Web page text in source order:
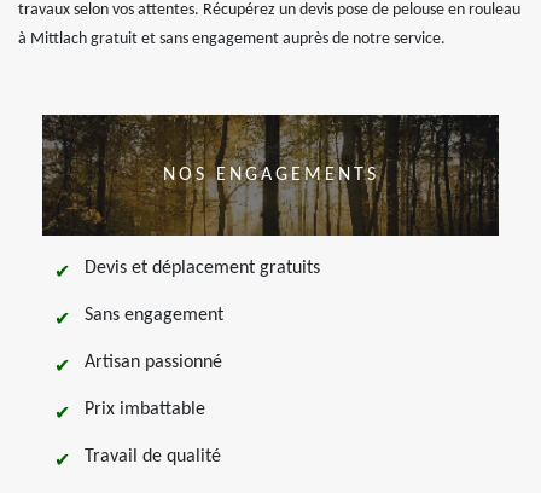
travaux selon vos attentes. Récupérez un devis pose de pelouse en rouleau
à Mittlach gratuit et sans engagement auprès de notre service.
NOS ENGAGEMENTS
Devis et déplacement gratuits
Sans engagement
Artisan passionné
Prix imbattable
Travail de qualité